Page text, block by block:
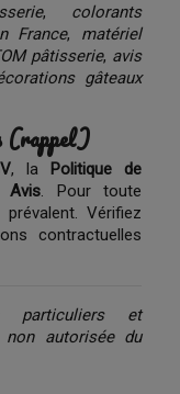
, colorants
France, matériel
pâtisserie, avis
gâteaux
(rappel)
, la Politique de
Avis. Pour toute
Vérifiez
contractuelles
particuliers et
non autorisée du